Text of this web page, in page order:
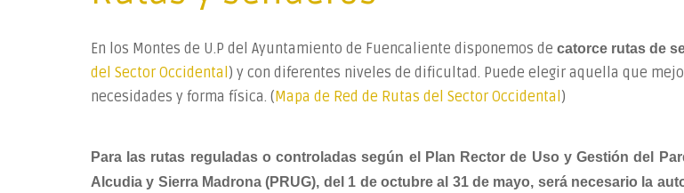
En los Montes de U.P del Ayuntamiento de Fuencaliente disponemos de catorce rutas de
del Sector Occidental ) y con diferentes niveles de dificultad. Puede elegir aquella que
necesidades y forma física. (Mapa de Red de Rutas del Sector Occidental )
Para las rutas reguladas o controladas según el Plan Rector de Uso y Gestión del
Alcudia y Sierra Madrona (PRUG), del 1 de octubre al 31 de mayo, será necesario la